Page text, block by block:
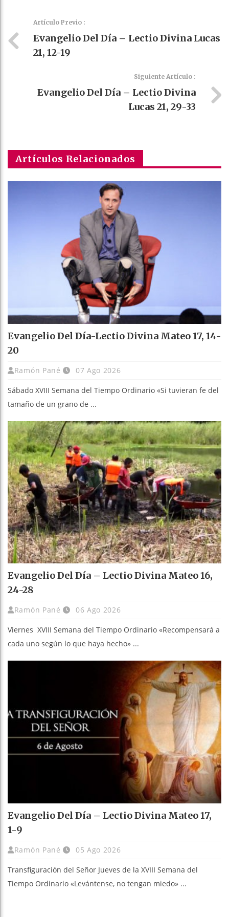
Artículo Previo :
Evangelio Del Día – Lectio Divina Lucas
21, 12-19
Siguiente Artículo :
Evangelio Del Día – Lectio Divina
Lucas 21, 29-33
Artículos Relacionados
Evangelio Del Día-Lectio Divina Mateo 17, 14-
20
Ramón Pané 07 Ago 2026
Sábado XVIII Semana del Tiempo Ordinario «Si tuvieran fe del
tamaño de un grano de ...
Evangelio Del Día – Lectio Divina Mateo 16,
24-28
Ramón Pané 06 Ago 2026
Viernes XVIII Semana del Tiempo Ordinario «Recompensará a
cada uno según lo que haya hecho» ...
Evangelio Del Día – Lectio Divina Mateo 17,
1-9
Ramón Pané 05 Ago 2026
Transfiguración del Señor Jueves de la XVIII Semana del
Tiempo Ordinario «Levántense, no tengan miedo» ...